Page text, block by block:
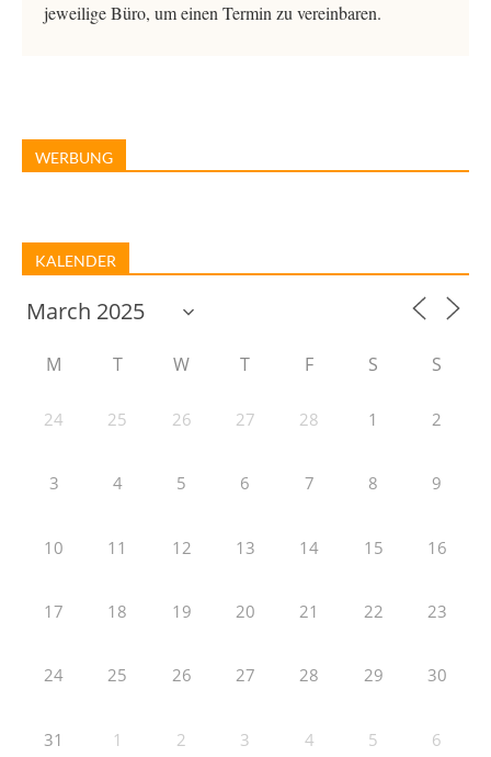
jeweilige Büro, um einen Termin zu vereinbaren.
WERBUNG
KALENDER
M T W T F S S
24 25 26 27 28 1 2
3 4 5 6 7 8 9
10 11 12 13 14 15 16
17 18 19 20 21 22 23
24 25 26 27 28 29 30
31 1 2 3 4 5 6